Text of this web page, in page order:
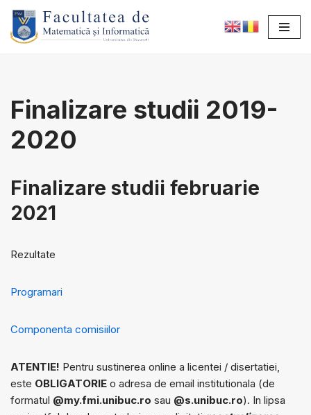
Sari
Finalizare studii 2019-
2020
Finalizare studii februarie
2021
Rezultate
Programari
Componenta comisiilor
ATENTIE! Pentru sustinerea online a licentei / disertatiei,
este OBLIGATORIE o adresa de email institutionala (de
formatul @my.fmi.unibuc.ro sau @s.unibuc.ro). In lipsa